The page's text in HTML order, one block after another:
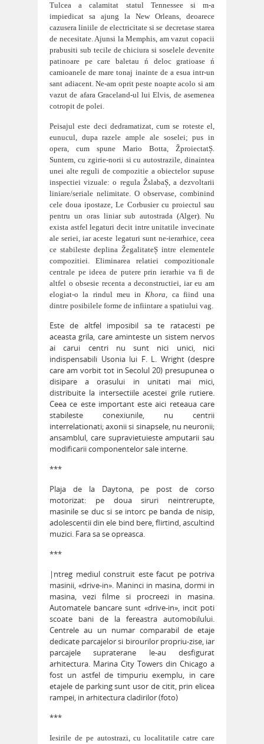
Tulcea a calamitat statul Tennessee si m-a
impiedicat sa ajung la New Orleans, deoarece
cazusera liniile de electricitate si se decretase starea
de necesitate. Ajunsi la Memphis, am vazut copacii
prabusiti sub tecile de chiciura si soselele devenite
patinoare pe care baletau ń deloc gratioase ń
camioanele de mare tonaj inainte de a esua intr-un
sant adiacent. Ne-am oprit peste noapte acolo si am
vazut de afara Graceland-ul lui Elvis, de asemenea
cotropit de polei.
Peisajul este deci dedramatizat, cum se roteste el,
eunucul, dupa razele ample ale soselei; pus in
opera, cum spune Mario Botta, ŽproiectatȘ.
Suntem, cu zgirie-norii si cu autostrazile, dinaintea
unei alte reguli de compozitie a obiectelor supuse
inspectiei vizuale: o regula ŽslabaȘ, a dezvoltarii
liniare/seriale nelimitate. O observase, combinind
cele doua ipostaze, Le Corbusier cu proiectul sau
pentru un oras liniar sub autostrada (Alger). Nu
exista astfel legaturi decit intre unitatile invecinate
ale seriei, iar aceste legaturi sunt ne-ierarhice, ceea
ce stabileste deplina ŽegalitateȘ intre elementele
compozitiei. Eliminarea relatiei compozitionale
centrale pe ideea de putere prin ierarhie va fi de
altfel o obsesie recenta a deconstructiei, iar eu am
elogiat-o la rindul meu inKhora, ca fiind una
dintre posibilele forme de infiintare a spatiului vag.
Este de altfel imposibil sa te ratacesti pe
aceasta grila, care aminteste un sistem nervos
ai carui centri nu sunt nici unici, nici
indispensabili Usonia lui F. L. Wright (despre
care am vorbit tot in Secolul 20) presupunea o
disipare a orasului in unitati mai mici,
distribuite la intersectiile acestei grile rutiere.
Ceea ce este important este aici reteaua care
stabileste conexiunile, nu centrii
interrelationati; axonii si sinapsele, nu neuronii;
ansamblul, care supravietuieste amputarii sau
modificarii componentelor sale interne.
***
Plaja de la Daytona, pe post de corso
motorizat: pe doua siruri neintrerupte,
masinile se duc si se intorc pe banda de nisip,
adolescentii din ele bind bere, flirtind, ascultind
muzici. Fara sa se opreasca.
***
|ntreg mediul construit este facut pe potriva
masinii, «drive-in». Maninci in masina, dormi in
masina, vezi filme si procreezi in masina.
Automatele bancare sunt «drive-in», incit poti
scoate bani de la fereastra automobilului.
Centrele au un numar comparabil de etaje
dedicate parcajelor si birourilor propriu-zise, iar
parcajele supraterane le-au desfigurat
arhitectura. Marina City Towers din Chicago a
fost un astfel de timpuriu exemplu, in care
etajele de parking sunt usor de citit, prin elicea
rampei, in arhitectura cladirilor (foto)
***
Iesirile de pe autostrazi, cu localitatile catre care